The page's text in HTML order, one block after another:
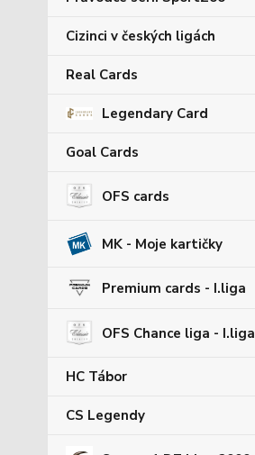
Cizinci v českých ligách
Real Cards
Legendary Card
Goal Cards
OFS cards
MK - Moje kartičky
Premium cards - I.liga
OFS Chance liga - I.liga
HC Tábor
CS Legendy